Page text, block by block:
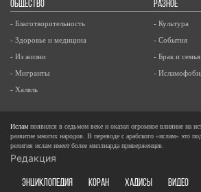
ОБЩЕСТВО
- Благотворительность
- Здоровье и медицина
- Из жизни
- Мигранты
- Халяль
РАЗНОЕ
- Культура
- События
- Брак и семья
-
Ислам появился в седьмом веке и оказал огромное влияние на
развитие многих народов. В переводе с арабского «ислам» это
религия ислам имеет более миллиарда приверженцев.
Редакция
ЭНЦИКЛОПЕДИЯ КОРАН ХАДИСЫ ВИДЕО